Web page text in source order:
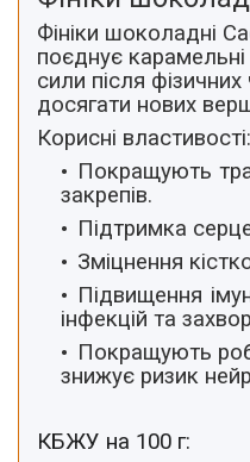
Фініки шоколадні
поєднує
сили після
досягати нових
Корисні властивості:
Покращують
закрепів.
Підтримка
Зміцнення
Підвищення
інфекцій та
Покращують
знижує ризик
КБЖУ на 100 г: